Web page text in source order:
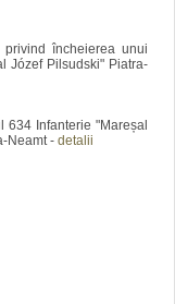
încheierea unui
Józef Pilsudski" Piatra-
Infanterie "Mareșal
Neamt - detalii